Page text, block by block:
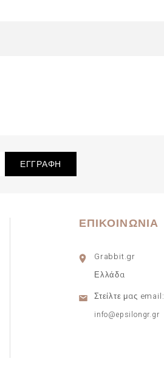
ΕΠΙΚΟΙΝΩΝΊΑ
Grabbit.gr
Ελλάδα
Στείλτε μας email:
info@epsilongr.gr